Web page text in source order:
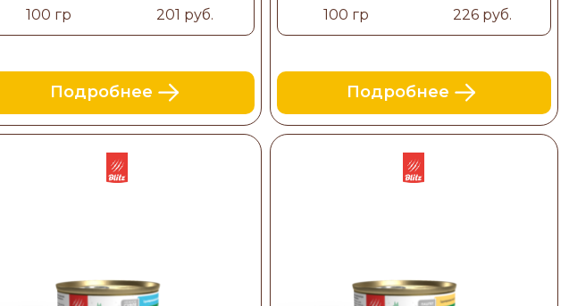
100 гр 201 руб.
Подробнее
100 гр 226 руб.
Подробнее